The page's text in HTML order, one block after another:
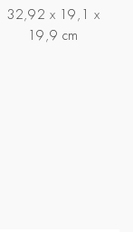
32,92 x 19,1 x
19,9 cm